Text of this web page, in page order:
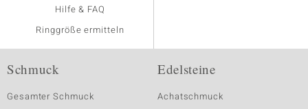
Hilfe & FAQ
Ringgröße ermitteln
Schmuck
Gesamter Schmuck
Edelsteine
Achatschmuck